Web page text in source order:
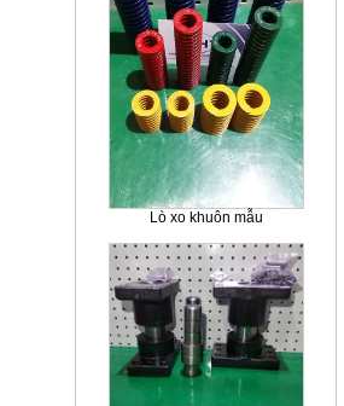
Lò xo khuôn mẫu